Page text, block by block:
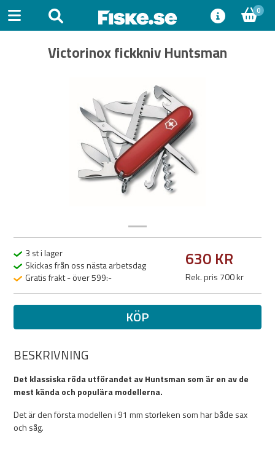
0
Victorinox fickkniv Huntsman
3 st i lager
Skickas från oss nästa arbetsdag
Gratis frakt - över 599:-
630 KR
Rek. pris 700 kr
KÖP
BESKRIVNING
Det klassiska röda utförandet av Huntsman som är en av de
mest kända och populära modellerna.
Det är den första modellen i 91 mm storleken som har både sax
och såg.